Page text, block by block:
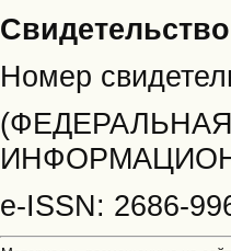
Номер
e-ISSN: 2686-